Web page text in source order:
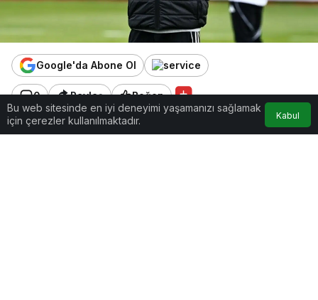
Google'da Abone Ol
0 Paylaş Beğen
Bu web sitesinde en iyi deneyimi yaşamanızı sağlamak
için çerezler kullanılmaktadır.
Kabul